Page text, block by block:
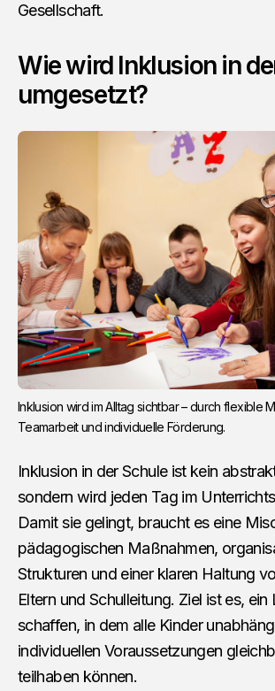
Gesellschaft.
Wie wird Inklusion in
umgesetzt?
Inklusion wird im Alltag sichtbar – durch flexible
Teamarbeit und individuelle Förderung.
Inklusion in der Schule ist kein
sondern wird jeden Tag im
Damit sie gelingt, braucht es eine
pädagogischen Maßnahmen,
Strukturen und einer klaren Haltung
Eltern und Schulleitung. Ziel ist es,
schaffen, in dem alle Kinder
individuellen Voraussetzungen
teilhaben können.